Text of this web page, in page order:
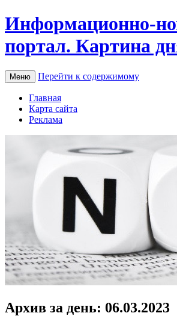
Информационно-
портал. Картина
Меню Перейти к содержимому
Главная
Карта сайта
Реклама
Архив за день: 06.03.2023